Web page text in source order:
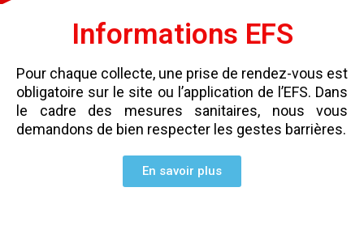
Informations EFS
Pour chaque collecte, une prise de rendez-vous est
obligatoire sur le site ou l’application de l’EFS. Dans
le cadre des mesures sanitaires, nous vous
demandons de bien respecter les gestes barrières.
En savoir plus